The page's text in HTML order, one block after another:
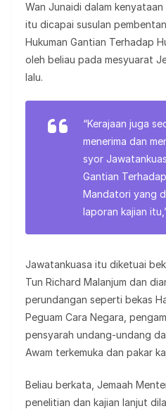
Wan Junaidi dalam
itu dicapai susulan
Hukuman Gantian Terhadap
oleh beliau pada mesyuarat
lalu.
“Kerajaan juga
menerima dan
syor
Gantian
Mandatori yang
laporan kajian
Jawatankuasa itu diketuai
Tun Richard Malanjum dan
perundangan seperti bekas
Peguam Cara Negara,
pensyarah undang-undang
Awam terkemuka dan pakar
Beliau berkata, Jemaah
penelitian dan kajian lanjut